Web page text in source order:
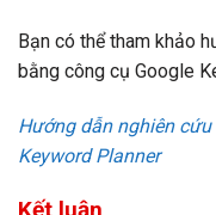
Bạn có thể tham khảo
bằng công cụ Google
Hướng dẫn nghiên
Keyword Planner
Kết luận